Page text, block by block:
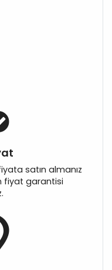
satın almanız
fiyat garantisi